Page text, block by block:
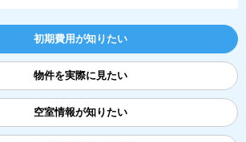
初期費用が知りたい
物件を実際に見たい
空室情報が知りたい